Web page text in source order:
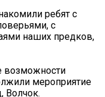
ребят с
с
наших предков,
возможности
мероприятие
Волчок.